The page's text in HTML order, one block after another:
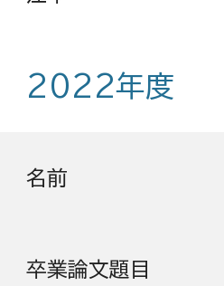
202 2年度
名前
卒業論文題目